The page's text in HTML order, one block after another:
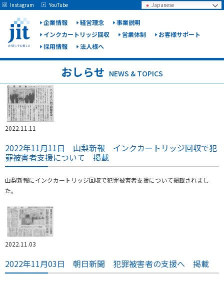
企業情報 経営理念
事業説明
インクカートリッジ回収
営業体制
お客様サポート
採用情報
法人様へ
Japanese
Instagram YouTube
おしらせ NEWS & TOPICS
2022.11.11
2022年11月11日 山梨新報 インクカートリッジ回収で犯
罪被害者支援について 掲載
山梨新報にインクカートリッジ回収で犯罪被害者支援について掲載されまし
た。
2022.11.03
2022年11月03日 朝日新聞 犯罪被害者の支援へ 掲載
May we use cookies to track your activities? We take your privacy very seriously.
Please see our privacy policy for details and any questions.YesNo